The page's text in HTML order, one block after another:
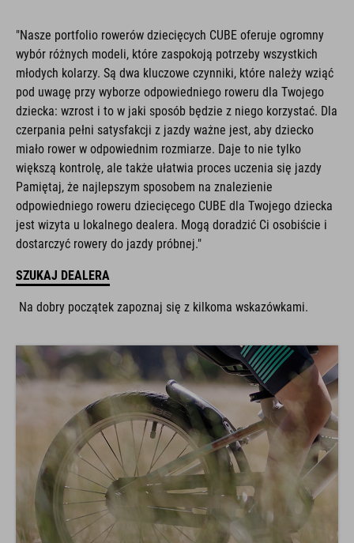
"Nasze portfolio rowerów dziecięcych CUBE oferuje ogromny
wybór różnych modeli, które zaspokoją potrzeby wszystkich
młodych kolarzy. Są dwa kluczowe czynniki, które należy wziąć
pod uwagę przy wyborze odpowiedniego roweru dla Twojego
dziecka: wzrost i to w jaki sposób będzie z niego korzystać. Dla
czerpania pełni satysfakcji z jazdy ważne jest, aby dziecko
miało rower w odpowiednim rozmiarze. Daje to nie tylko
większą kontrolę, ale także ułatwia proces uczenia się jazdy
Pamiętaj, że najlepszym sposobem na znalezienie
odpowiedniego roweru dziecięcego CUBE dla Twojego dziecka
jest wizyta u lokalnego dealera. Mogą doradzić Ci osobiście i
dostarczyć rowery do jazdy próbnej."
SZUKAJ DEALERA
Na dobry początek zapoznaj się z kilkoma wskazówkami.